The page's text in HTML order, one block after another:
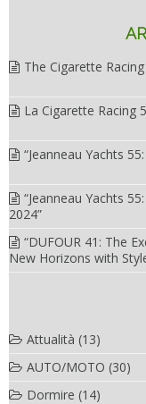
The Cigarette
La Cigarette Racing
“Jeanneau Yachts
“Jeanneau Yachts
2024”
“DUFOUR 41: The
New Horizons with
Attualità (13)
AUTO/MOTO (30)
Dormire (14)